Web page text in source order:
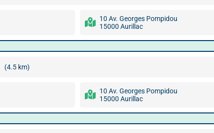
10 Av. Georges Pompidou
15000 Aurillac
(4.5 km)
10 Av. Georges Pompidou
15000 Aurillac